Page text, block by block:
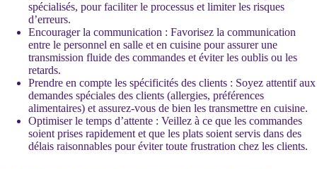
spécialisés, pour faciliter le processus et limiter les risques
d’erreurs.
Encourager la communication : Favorisez la communication
entre le personnel en salle et en cuisine pour assurer une
transmission fluide des commandes et éviter les oublis ou les
retards.
Prendre en compte les spécificités des clients : Soyez attentif aux
demandes spéciales des clients (allergies, préférences
alimentaires) et assurez-vous de bien les transmettre en cuisine.
Optimiser le temps d’attente : Veillez à ce que les commandes
soient prises rapidement et que les plats soient servis dans des
délais raisonnables pour éviter toute frustration chez les clients.